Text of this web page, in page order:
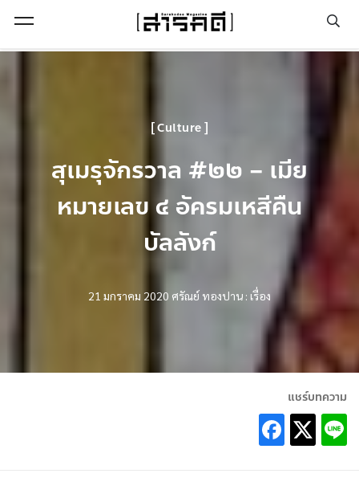
Culture
สุเมรุจักรวาล #๒๒ – เมีย
หมายเลข ๔ อัครมเหสีคืน
บัลลังก์
21 มกราคม 2020 ศรัณย์ ทองปาน : เรื่อง
แชร์บทความ